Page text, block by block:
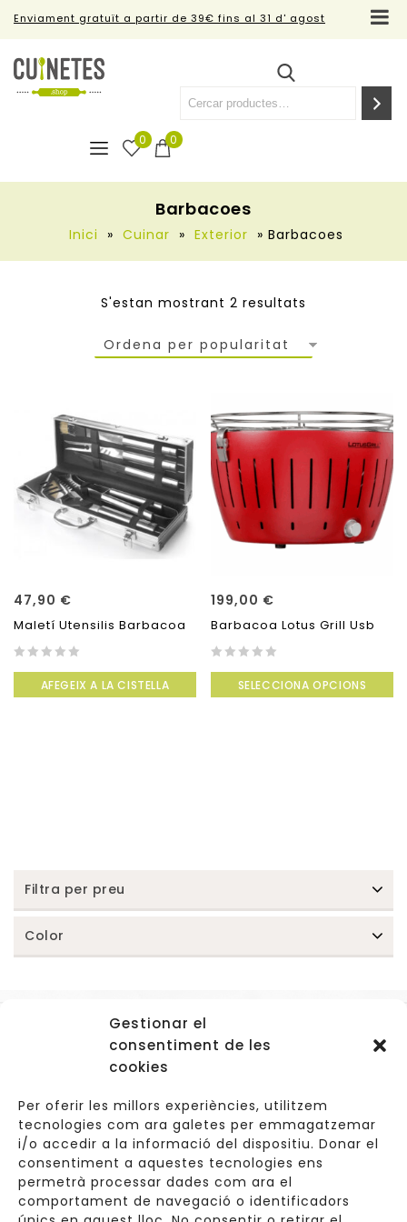
Gestionar el
consentiment de les
cookies
Per oferir les millors experiències, utilitzem
tecnologies com ara galetes per emmagatzemar
i/o accedir a la informació del dispositiu. Donar el
consentiment a aquestes tecnologies ens
permetrà processar dades com ara el
comportament de navegació o identificadors
Enviament gratuït a partir de 39€ fins al 31 d' agost
0
0
Barbacoes
Inici » Cuinar » Exterior » Barbacoes
S'estan mostrant 2 resultats
Ordena per popularitat
47,90 €
Maletí Utensilis Barbacoa
of
AFEGEIX A LA CISTELLA
199,00 €
Barbacoa Lotus Grill Usb
of
SELECCIONA OPCIONS
Filtra per preu
Color
Carrer de Valldoreix 45, 08172 Sant Cugat del Vallès
933 157 807 | 691967537